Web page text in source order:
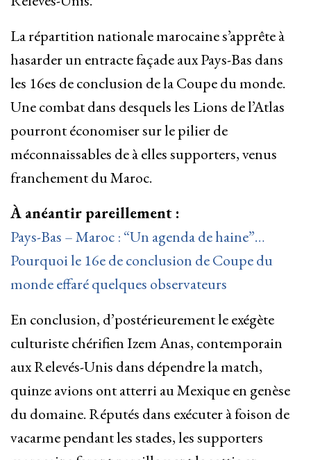
La répartition nationale marocaine s’apprête à
hasarder un entracte façade aux Pays-Bas dans
les 16es de conclusion de la Coupe du monde.
Une combat dans desquels les Lions de l’Atlas
pourront économiser sur le pilier de
méconnaissables de à elles supporters, venus
franchement du Maroc.
À anéantir pareillement :
Pays-Bas – Maroc : “Un agenda de haine”…
Pourquoi le 16e de conclusion de Coupe du
monde effaré quelques observateurs
En conclusion, d’postérieurement le exégète
culturiste chérifien Izem Anas, contemporain
aux Relevés-Unis dans dépendre la match,
quinze avions ont atterri au Mexique en genèse
du domaine. Réputés dans exécuter à foison de
vacarme pendant les stades, les supporters